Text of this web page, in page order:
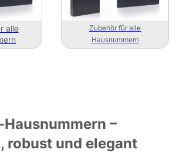
alle
Zubehör für alle
Hausnummern
–
robust und elegant